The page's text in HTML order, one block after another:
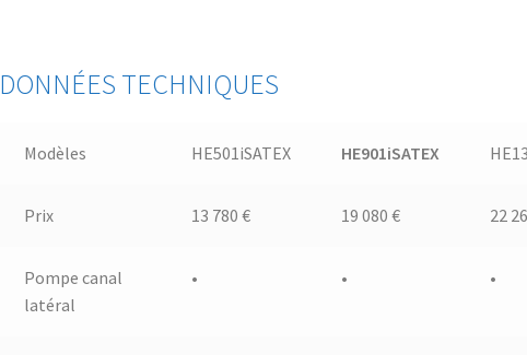
DONNÉES TECHNIQUES
Modèles HE501iSATEX HE901iSATEX
Prix 13 780 € 19 080 € 22
Pompe canal
latéral
• • •